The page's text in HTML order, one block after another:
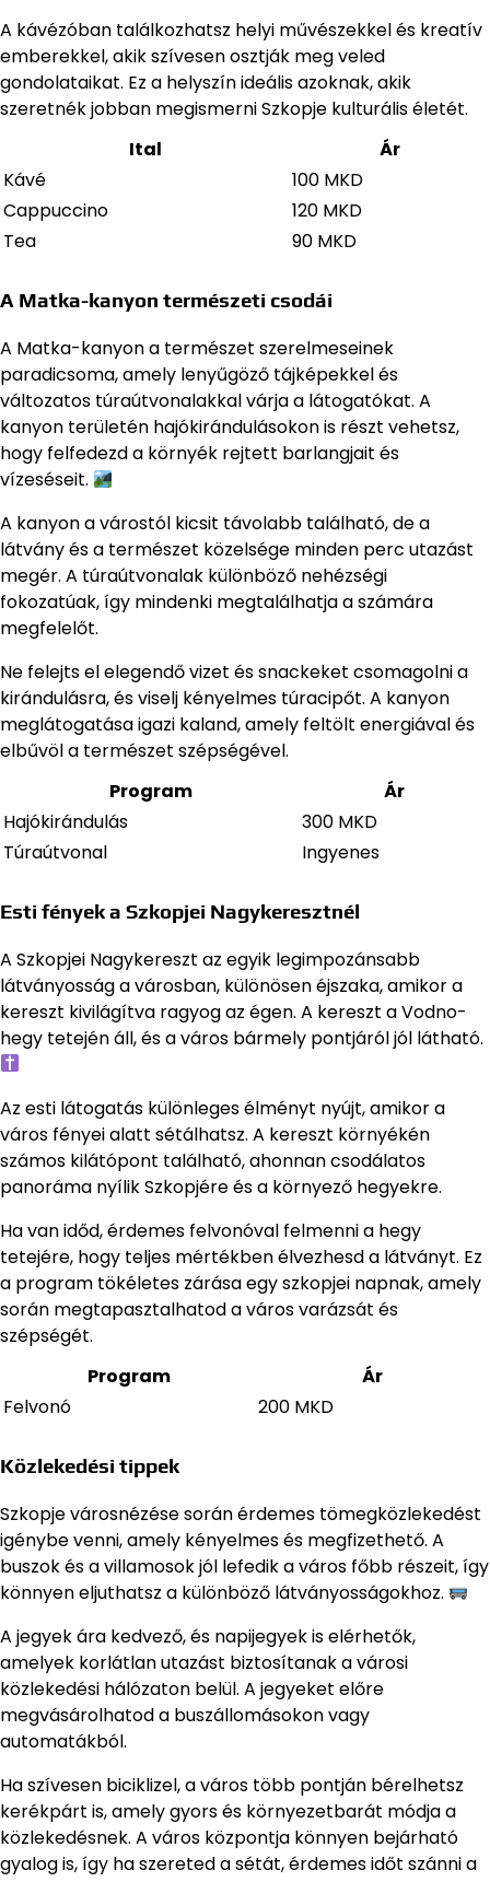
A kávézóban találkozhatsz helyi művészekkel és kreatív
emberekkel, akik szívesen osztják meg veled
gondolataikat. Ez a helyszín ideális azoknak, akik
szeretnék jobban megismerni Szkopje kulturális életét.
Ital
Ár
Kávé
100 MKD
Cappuccino
120 MKD
Tea
90 MKD
A Matka-kanyon természeti csodái
A Matka-kanyon a természet szerelmeseinek
paradicsoma, amely lenyűgöző tájképekkel és
változatos túraútvonalakkal várja a látogatókat. A
kanyon területén hajókirándulásokon is részt vehetsz,
hogy felfedezd a környék rejtett barlangjait és
vízeséseit.
A kanyon a várostól kicsit távolabb található, de a
látvány és a természet közelsége minden perc utazást
megér. A túraútvonalak különböző nehézségi
fokozatúak, így mindenki megtalálhatja a számára
megfelelőt.
Ne felejts el elegendő vizet és snackeket csomagolni a
kirándulásra, és viselj kényelmes túracipőt. A kanyon
meglátogatása igazi kaland, amely feltölt energiával és
elbűvöl a természet szépségével.
Program
Ár
Hajókirándulás
300 MKD
Túraútvonal
Ingyenes
Esti fények a Szkopjei Nagykeresztnél
A Szkopjei Nagykereszt az egyik legimpozánsabb
látványosság a városban, különösen éjszaka, amikor a
kereszt kivilágítva ragyog az égen. A kereszt a Vodno-
hegy tetején áll, és a város bármely pontjáról jól látható.
Az esti látogatás különleges élményt nyújt, amikor a
város fényei alatt sétálhatsz. A kereszt környékén
számos kilátópont található, ahonnan csodálatos
panoráma nyílik Szkopjére és a környező hegyekre.
Ha van időd, érdemes felvonóval felmenni a hegy
tetejére, hogy teljes mértékben élvezhesd a látványt. Ez
a program tökéletes zárása egy szkopjei napnak, amely
során megtapasztalhatod a város varázsát és
szépségét.
Program
Ár
Felvonó
200 MKD
Közlekedési tippek
Szkopje városnézése során érdemes tömegközlekedést
igénybe venni, amely kényelmes és megfizethető. A
buszok és a villamosok jól lefedik a város főbb részeit, így
könnyen eljuthatsz a különböző látványosságokhoz.
A jegyek ára kedvező, és napijegyek is elérhetők,
amelyek korlátlan utazást biztosítanak a városi
közlekedési hálózaton belül. A jegyeket előre
megvásárolhatod a buszállomásokon vagy
automatákból.
Ha szívesen biciklizel, a város több pontján bérelhetsz
kerékpárt is, amely gyors és környezetbarát módja a
közlekedésnek. A város központja könnyen bejárható
gyalog is, így ha szereted a sétát, érdemes időt szánni a